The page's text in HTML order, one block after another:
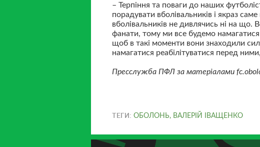
– Терпіння та поваги до наших
порадувати вболівальників і якраз
вболівальників не дивлячись ні на
фанати, тому ми все будемо
щоб в такі моменти вони знаходили
намагатися реабілітуватися перед
Пресслужба ПФЛ за матеріалами
ТЕГИ: ОБОЛОНЬ, ВАЛЕРІЙ ІВАЩЕНКО